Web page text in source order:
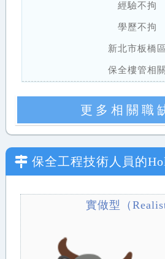
經驗不拘
學歷不拘
新北市板橋區
保全樓管相關
更多相關職
保全工程技術人員 的
實做型（